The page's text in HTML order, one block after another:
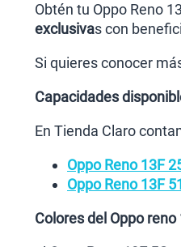
Obtén tu Oppo Reno
exclusivas con
Si quieres conocer
Capacidades
En Tienda Claro
Oppo Reno 13F
Oppo Reno 13F
Colores del Oppo reno